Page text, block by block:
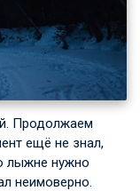
Продолжаем
ещё не знал,
лыжне нужно
неимоверно.